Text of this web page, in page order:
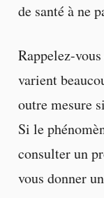
de santé à ne
Rappelez-
varient
outre mesure
Si le
consulter un
vous donner